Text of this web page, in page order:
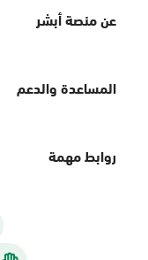
عن منصة أبشر
المساعدة والدعم
روابط مهمة